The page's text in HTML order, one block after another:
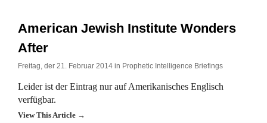
American Jewish Institute Wonders
After
Freitag, der 21. Februar 2014 in Prophetic Intelligence Briefings
Leider ist der Eintrag nur auf Amerikanisches Englisch
verfügbar.
View This Article →